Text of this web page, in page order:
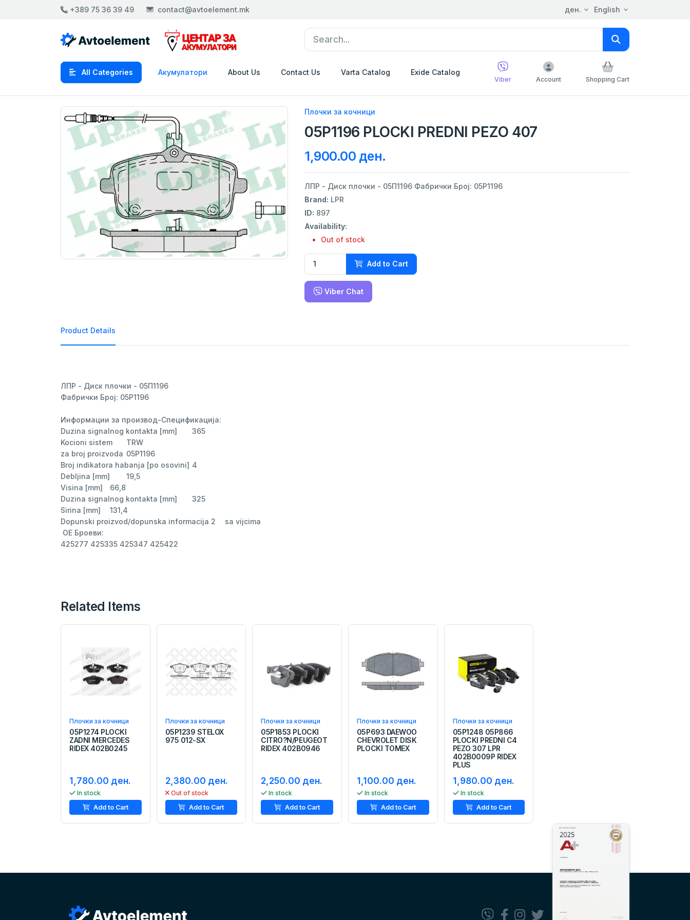
+389 75 36 39 49 contact@avtoelement.mk ден. English
All Categories Акумулатори About Us Contact Us Varta Catalog Exide Catalog
Viber Account Shopping Cart
Плочки за кочници
05P1196 PLOCKI PREDNI PEZO 407
1,900.00 ден.
ЛПР - Диск плочки - 05П1196 Фабрички Број: 05P1196
Brand: LPR
ID: 897
Availability:
Out of stock
Add to Cart
Viber Chat
Product Details
ЛПР - Диск плочки - 05П1196
Фабрички Број: 05P1196
Информации за производ-Спецификација:
Duzina signalnog kontakta [mm]	365
Kocioni sistem	TRW
za broj proizvoda	05P1196
Broj indikatora habanja [po osovini]	4
Debljina [mm]	19,5
Visina [mm]	66,8
Duzina signalnog kontakta [mm]	325
Sirina [mm]	131,4
Dopunski proizvod/dopunska informacija 2	sa vijcima
ОЕ Броеви:
425277 425335 425347 425422
Related Items
Плочки за кочници
05P1274 PLOCKI
ZADNI MERCEDES
RIDEX 402B0245
1,780.00 ден.
In stock
Add to Cart
Плочки за кочници
05P1239 STELOX
975 012-SX
2,380.00 ден.
Out of stock
Add to Cart
Плочки за кочници
05P1853 PLOCKI
CITRO?N/PEUGEOT
RIDEX 402B0946
2,250.00 ден.
In stock
Add to Cart
Плочки за кочници
05P693 DAEWOO
CHEVROLET DISK
PLOCKI TOMEX
1,100.00 ден.
In stock
Add to Cart
Плочки за кочници
05P1248 05P866
PLOCKI PREDNI C4
PEZO 307 LPR
402B0009P RIDEX
PLUS
1,980.00 ден.
In stock
Add to Cart